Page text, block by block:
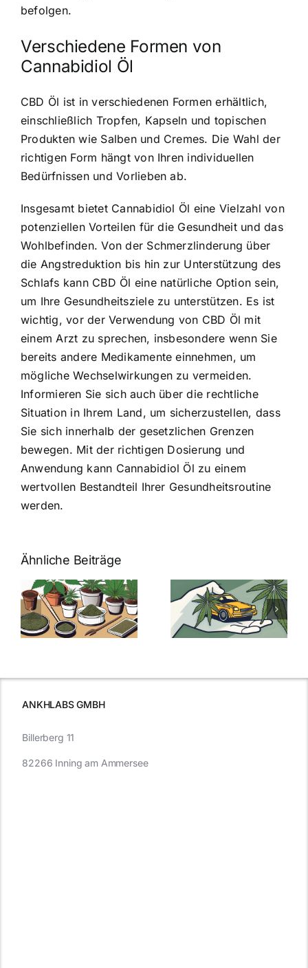
befolgen.
Verschiedene Formen von
Cannabidiol Öl
CBD Öl ist in verschiedenen Formen erhältlich,
einschließlich Tropfen, Kapseln und topischen
Produkten wie Salben und Cremes. Die Wahl der
richtigen Form hängt von Ihren individuellen
Bedürfnissen und Vorlieben ab.
Insgesamt bietet Cannabidiol Öl eine Vielzahl von
potenziellen Vorteilen für die Gesundheit und das
Wohlbefinden. Von der Schmerzlinderung über
die Angstreduktion bis hin zur Unterstützung des
Schlafs kann CBD Öl eine natürliche Option sein,
um Ihre Gesundheitsziele zu unterstützen. Es ist
wichtig, vor der Verwendung von CBD Öl mit
einem Arzt zu sprechen, insbesondere wenn Sie
bereits andere Medikamente einnehmen, um
mögliche Wechselwirkungen zu vermeiden.
Informieren Sie sich auch über die rechtliche
Situation in Ihrem Land, um sicherzustellen, dass
Sie sich innerhalb der gesetzlichen Grenzen
bewegen. Mit der richtigen Dosierung und
Anwendung kann Cannabidiol Öl zu einem
wertvollen Bestandteil Ihrer Gesundheitsroutine
werden.
Ähnliche Beiträge
Neue THC-
Grenzwert-
Regelung:
Was Sie über
Cannabis und
müssen
Cannabis
Samen
kaufen: Alles
was Sie
ANKHLABS GMBH
Billerberg 11
82266 Inning am Ammersee